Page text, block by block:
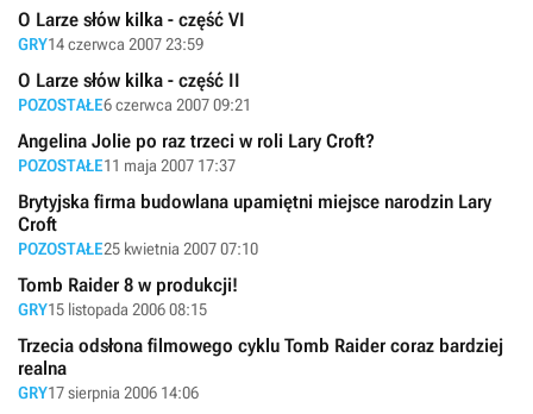
O Larze słów kilka - część VI
GRY14 czerwca 2007 23:59
O Larze słów kilka - część II
POZOSTAŁE6 czerwca 2007 09:21
Angelina Jolie po raz trzeci w roli Lary Croft?
POZOSTAŁE11 maja 2007 17:37
Brytyjska firma budowlana upamiętni miejsce narodzin Lary
Croft
POZOSTAŁE25 kwietnia 2007 07:10
Tomb Raider 8 w produkcji!
GRY15 listopada 2006 08:15
Trzecia odsłona filmowego cyklu Tomb Raider coraz bardziej
realna
GRY17 sierpnia 2006 14:06